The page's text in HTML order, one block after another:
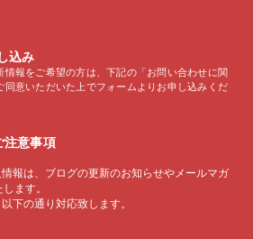
込み
情報をご希望の方は、下記の「お問い合わせに関
意いただいた上でフォームよりお申し込みくだ
注意事項
報は、ブログの更新のお知らせやメールマガ
ます。
下の通り対応致します。